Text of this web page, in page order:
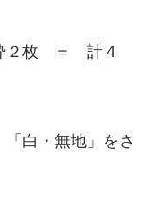
２枚 ＝ 計４
白・無地」をさ